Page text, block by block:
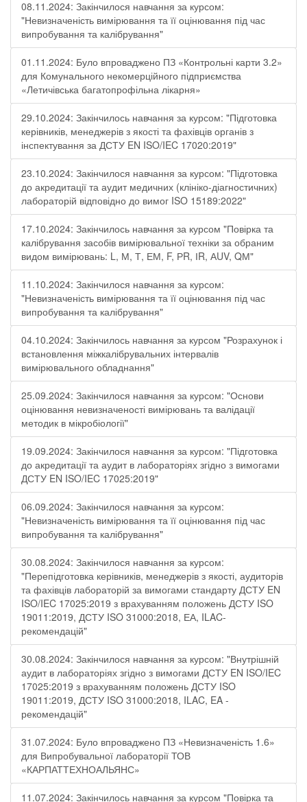
08.11.2024: Закінчилося навчання за курсом:
"Невизначеність вимірювання та її оцінювання під час
випробування та калібрування"
01.11.2024: Було впроваджено ПЗ «Контрольні карти 3.2»
для Комунального некомерційного підприємства
«Летичівська багатопрофільна лікарня»
29.10.2024: Закінчилось навчання за курсом: "Підготовка
керівників, менеджерів з якості та фахівців органів з
інспектування за ДСТУ EN ISO/IEC 17020:2019"
23.10.2024: Закінчилося навчання за курсом: "Підготовка
до акредитації та аудит медичних (клініко-діагностичних)
лабораторій відповідно до вимог ISO 15189:2022"
17.10.2024: Закінчилось навчання за курсом "Повірка та
калібрування засобів вимірювальної техніки за обраним
видом вимірювань: L, М, Т, ЕМ, F, РR, ІR, АUV, QМ"
11.10.2024: Закінчилося навчання за курсом:
"Невизначеність вимірювання та її оцінювання під час
випробування та калібрування"
04.10.2024: Закінчилось навчання за курсом "Розрахунок і
встановлення міжкалібрувальних інтервалів
вимірювального обладнання"
25.09.2024: Закінчилося навчання за курсом: "Основи
оцінювання невизначеності вимірювань та валідації
методик в мікробіології"
19.09.2024: Закінчилося навчання за курсом: "Підготовка
до акредитації та аудит в лабораторіях згідно з вимогами
ДСТУ EN ISO/IEC 17025:2019"
06.09.2024: Закінчилося навчання за курсом:
"Невизначеність вимірювання та її оцінювання під час
випробування та калібрування"
30.08.2024: Закінчилося навчання за курсом:
"Перепідготовка керівників, менеджерів з якості, аудиторів
та фахівців лабораторій за вимогами стандарту ДСТУ EN
ISO/IEC 17025:2019 з врахуванням положень ДСТУ ISO
19011:2019, ДСТУ ISO 31000:2018, ЕА, ILAC-
рекомендацій"
30.08.2024: Закінчилося навчання за курсом: "Внутрішній
аудит в лабораторіях згідно з вимогами ДСТУ EN ISO/IEC
17025:2019 з врахуванням положень ДСТУ ISO
19011:2019, ДСТУ ISO 31000:2018, ILAC, EA -
рекомендацій"
31.07.2024: Було впроваджено ПЗ «Невизначеність 1.6»
для Випробувальної лабораторії ТОВ
«КАРПАТТЕХНОАЛЬЯНС»
11.07.2024: Закінчилось навчання за курсом "Повірка та